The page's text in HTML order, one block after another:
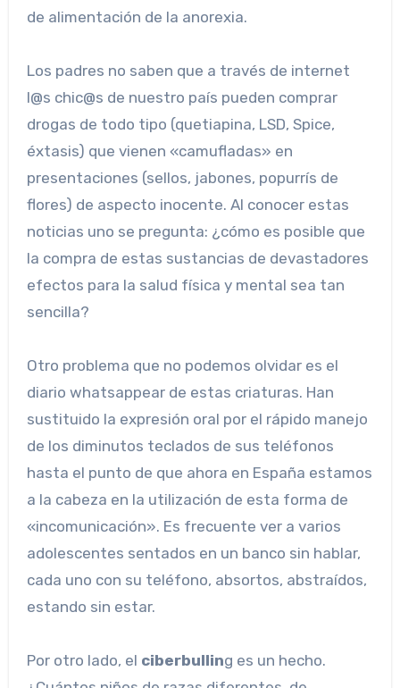
de alimentación de la anorexia.
Los padres no saben que a través de internet
l@s chic@s de nuestro país pueden comprar
drogas de todo tipo (quetiapina, LSD, Spice,
éxtasis) que vienen «camufladas» en
presentaciones (sellos, jabones, popurrís de
flores) de aspecto inocente. Al conocer estas
noticias uno se pregunta: ¿cómo es posible que
la compra de estas sustancias de devastadores
efectos para la salud física y mental sea tan
sencilla?
Otro problema que no podemos olvidar es el
diario whatsappear de estas criaturas. Han
sustituido la expresión oral por el rápido manejo
de los diminutos teclados de sus teléfonos
hasta el punto de que ahora en España estamos
a la cabeza en la utilización de esta forma de
«incomunicación». Es frecuente ver a varios
adolescentes sentados en un banco sin hablar,
cada uno con su teléfono, absortos, abstraídos,
estando sin estar.
Por otro lado, el ciberbulling es un hecho.